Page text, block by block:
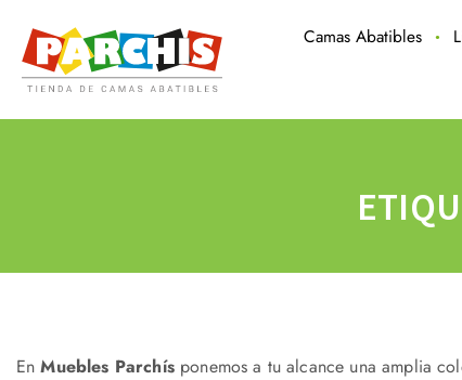
Camas Abatibles
EnMuebles Parchísponemos a tu alcance una amplia